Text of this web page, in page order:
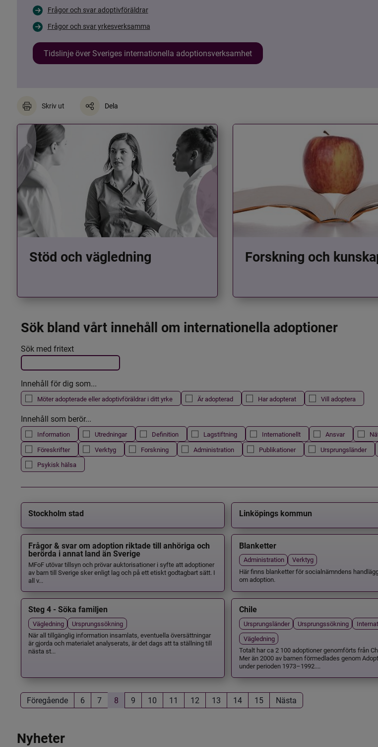
Frågor och svar adoptivföräldrar
Frågor och svar yrkesverksamma
Tidslinje över Sveriges internationella adoptionsverksamhet
Skriv ut Dela
Stöd och vägledning Forskning och
Sök bland vårt innehåll om internationella adoptioner
Filtrera resultatet
Det här formuläret postas automatiskt
Sök med fritext
Innehåll för dig som...
Möter adopterade eller adoptivföräldrar i ditt yrke Är adopterad Har adopterat Vill adoptera
Innehåll som berör...
Information Utredningar Definition Lagstiftning Internationellt Ansvar
Föreskrifter
Verktyg Forskning Administration Publikationer Ursprungsländer
Psykisk hälsa
Stockholm stad Linköpings kommun
Frågor & svar om adoption riktade till anhöriga och
berörda i annat land än Sverige
MFoF utövar tillsyn och prövar auktorisationer i syfte att adoptioner
av barn till Sverige sker enligt lag och på ett etiskt godtagbart sätt. I
all v...
Blanketter
Administration
Verktyg
Här finns blanketter för socialnämndens
om adoption.
Steg 4 - Söka familjen
Vägledning
Ursprungssökning
När all tillgänglig information insamlats, eventuella översättningar
är gjorda och materialet analyserats, är det dags att ta ställning till
nästa st...
Chile
Ursprungsländer Ursprungssökning
Vägledning
Totalt har ca 2 100 adoptioner genomförts från
Mer än 2000 av barnen förmedlades genom
under perioden 1973–1992....
Föregående 6 7 8 9 10 11 12 13 14 15 Nästa
Nyheter